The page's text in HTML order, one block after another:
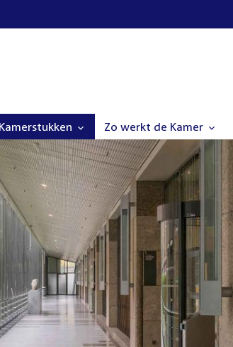
Kamerstukken Zo werkt de Kamer